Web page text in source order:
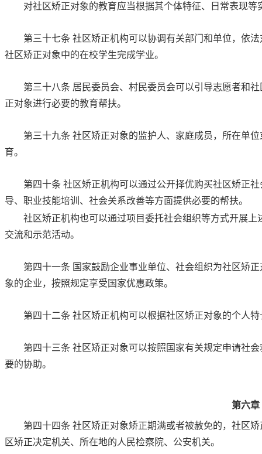
对社区矫正对象的教育应当根据其个体特征、日常表现
第三十七条 社区矫正机构可以协调有关部门和单位，依
社区矫正对象中的在校学生完成学业。
第三十八条 居民委员会、村民委员会可以引导志愿者和
正对象进行必要的教育帮扶。
第三十九条 社区矫正对象的监护人、家庭成员，所在单
育。
第四十条 社区矫正机构可以通过公开择优购买社区矫正
导、职业技能培训、社会关系改善等方面提供必要的帮扶。
社区矫正机构也可以通过项目委托社会组织等方式开展
交流和示范活动。
第四十一条 国家鼓励企业事业单位、社会组织为社区矫
象的企业，按照规定享受国家优惠政策。
第四十二条 社区矫正机构可以根据社区矫正对象的个人
第四十三条 社区矫正对象可以按照国家有关规定申请社
要的协助。
第六
第四十四条 社区矫正对象矫正期满或者被赦免的，社区
区矫正决定机关、所在地的人民检察院、公安机关。